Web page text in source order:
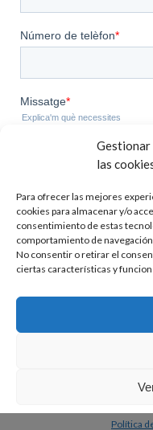
Gestionar
las
Para ofrecer las mejores
cookies para almacenar y/o
consentimiento de estas
comportamiento de
No consentir o retirar el
ciertas características y
Política